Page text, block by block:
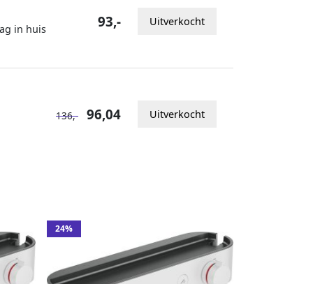
in huis 93,- Uitverkocht
136,- 96,04 Uitverkocht
24%